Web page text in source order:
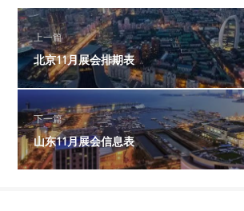
上一篇
北京11月展会排期表
下一篇
山东11月展会信息表